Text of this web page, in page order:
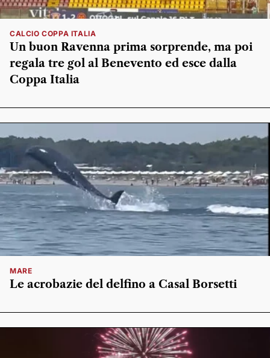
CALCIO COPPA ITALIA
Un buon Ravenna prima sorprende, ma poi
regala tre gol al Benevento ed esce dalla
Coppa Italia
MARE
Le acrobazie del delfino a Casal Borsetti